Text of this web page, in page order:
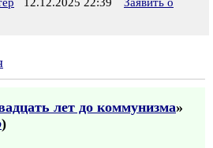
лет до коммунизма»
)